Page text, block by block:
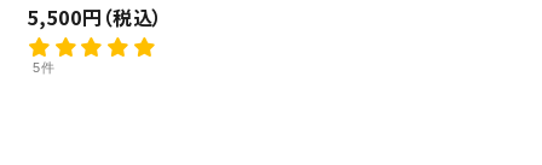
5,500円（税込）
5件